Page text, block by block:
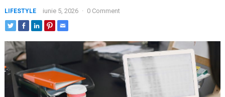
LIFESTYLE iunie 5, 2026 · 0 Comment